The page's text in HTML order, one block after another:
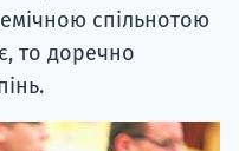
спільнотою
то доречно